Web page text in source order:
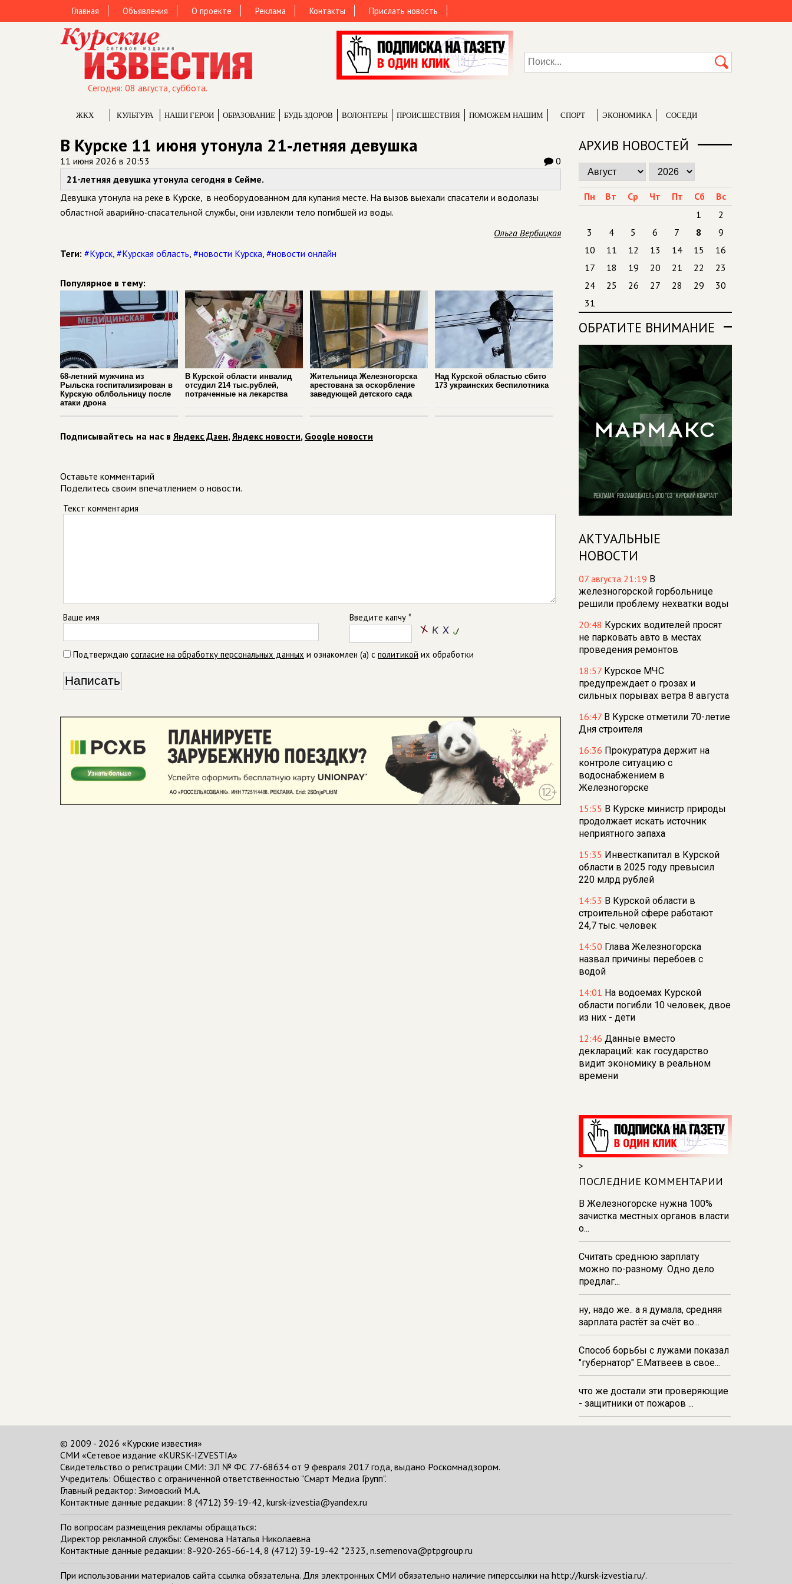
Главная Объявления О проекте Реклама Контакты Прислать новость
Сегодня: 08 августа, суббота.
ЖКХ КУЛЬТУРА НАШИ ГЕРОИ ОБРАЗОВАНИЕ БУДЬ ЗДОРОВ ВОЛОНТЕРЫ ПРОИCШЕСТВИЯ ПОМОЖЕМ НАШИМ СПОРТ ЭКОНОМИКА СОСЕДИ
В Курске 11 июня утонула 21‑летняя девушка
11 июня 2026 в 20:53
0
21-летняя девушка утонула сегодня в Сейме.
Девушка утонула на реке в Курске, в необорудованном для купания месте. На вызов выехали спасатели и водолазы
областной аварийно‑спасательной службы, они извлекли тело погибшей из воды.
Ольга Вербицкая
Теги: #Курск, #Курская область, #новости Курска, #новости онлайн
Популярное в тему:
68-летний мужчина из
Рыльска госпитализирован в
Курскую облбольницу после
атаки дрона
В Курской области инвалид
отсудил 214 тыс.рублей,
потраченные на лекарства
Жительница Железногорска
арестована за оскорбление
заведующей детского сада
Над Курской областью сбито
173 украинских беспилотника
Подписывайтесь на нас в Яндекс Дзен,Яндекс новости, Google новости
Оставьте комментарий
Поделитесь своим впечатлением о новости.
Текст комментария
Ваше имя Введите капчу *
Подтверждаю согласие на обработку персональных данных и ознакомлен (а) с политикой их обработки
АРХИВ НОВОСТЕЙ
Пн Вт Ср Чт Пт Сб
Вс
1
2
3
4 5 6 7 8
9
10
11 12 13 14 15
16
17
18 19 20 21 22
23
24
25 26 27 28 29
30
31
ОБРАТИТЕ ВНИМАНИЕ
АКТУАЛЬНЫЕ
НОВОСТИ
07 августа 21:19 В
железногорской горбольнице
решили проблему нехватки воды
20:48 Курских водителей просят
не парковать авто в местах
проведения ремонтов
18:57 Курское МЧС
предупреждает о грозах и
сильных порывах ветра 8 августа
16:47 В Курске отметили 70-летие
Дня строителя
16:36 Прокуратура держит на
контроле ситуацию с
водоснабжением в
Железногорске
15:55 В Курске министр природы
продолжает искать источник
неприятного запаха
15:35 Инвесткапитал в Курской
области в 2025 году превысил
220 млрд рублей
14:53 В Курской области в
строительной сфере работают
24,7 тыс. человек
14:50 Глава Железногорска
назвал причины перебоев с
водой
14:01 На водоемах Курской
области погибли 10 человек, двое
из них - дети
12:46 Данные вместо
деклараций: как государство
видит экономику в реальном
времени
Карла Маркса
12:17
В Курске прокуратура
добивается возмещения для
девочки - подростка ущерба за
побои
11:58В Курской области
обрушившаяся стена повлекла
возбуждение уголовного дела в
отношении ИП
11:52В Курске прокуратура
добивается выплаты более 1 млн
рублей зарплаты 32-м
работникам
>
ПОСЛЕДНИЕ КОММЕНТАРИИ
В Железногорске нужна 100%
зачистка местных органов власти
о...
Считать среднюю зарплату
можно по-разному. Одно дело
предлаг...
ну, надо же.. а я думала, средняя
зарплата растёт за счёт во...
Способ борьбы с лужами показал
"губернатор" Е.Матвеев в свое...
что же достали эти проверяющие
- защитники от пожаров ...
© 2009 - 2026 «Курские известия»
СМИ «Сетевое издание «KURSK-IZVESTIA»
Свидетельство о регистрации СМИ: ЭЛ № ФС 77-68634 от 9 февраля 2017 года, выдано Роскомнадзором.
Учредитель: Общество с ограниченной ответственностью "Смарт Медиа Групп".
Главный редактор: Зимовский М.А.
Контактные данные редакции: 8 (4712) 39-19-42, kursk-izvestia@yandex.ru
По вопросам размещения рекламы обращаться:
Директор рекламной службы: Семенова Наталья Николаевна
Контактные данные редакции: 8-920-265-66-14, 8 (4712) 39-19-42 *2323, n.semenova@ptpgroup.ru
При использовании материалов сайта ссылка обязательна. Для электронных СМИ обязательно наличие гиперссылки на http://kursk-izvestia.ru/.